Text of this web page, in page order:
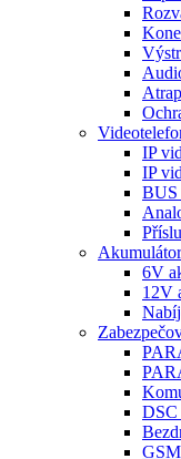
IP
IP
BUS
6V
12V
DSC